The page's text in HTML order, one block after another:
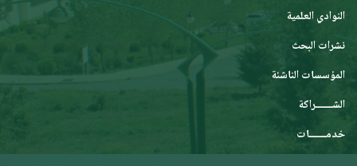
النوادي العلمية
نشرات البحث
المؤسسات الناشئة
الشـــــــراكة
خدمـــــــات